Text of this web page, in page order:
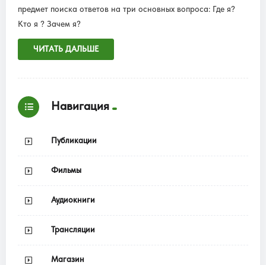
предмет поиска ответов на три основных вопроса: Где я?
Кто я ? Зачем я?
ЧИТАТЬ ДАЛЬШЕ
Навигация
Публикации
Фильмы
Аудиокниги
Трансляции
Магазин